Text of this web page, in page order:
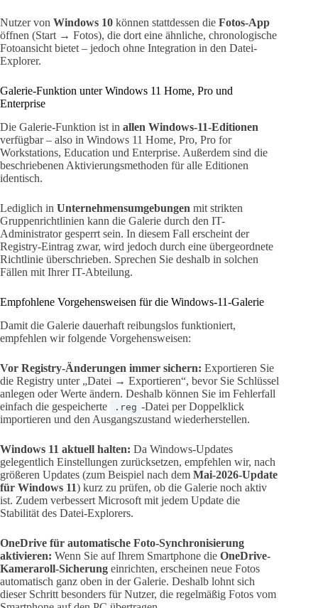
Nutzer von Windows 10 können stattdessen die Fotos-App
öffnen (Start → Fotos), die dort eine ähnliche, chronologische
Fotoansicht bietet – jedoch ohne Integration in den Datei-
Explorer.
Galerie-Funktion unter Windows 11 Home, Pro und
Enterprise
Die Galerie-Funktion ist in allen Windows-11-Editionen
verfügbar – also in Windows 11 Home, Pro, Pro for
Workstations, Education und Enterprise. Außerdem sind die
beschriebenen Aktivierungsmethoden für alle Editionen
identisch.
Lediglich in Unternehmensumgebungen mit strikten
Gruppenrichtlinien kann die Galerie durch den IT-
Administrator gesperrt sein. In diesem Fall erscheint der
Registry-Eintrag zwar, wird jedoch durch eine übergeordnete
Richtlinie überschrieben. Sprechen Sie deshalb in solchen
Fällen mit Ihrer IT-Abteilung.
Empfohlene Vorgehensweisen für die Windows-11-Galerie
Damit die Galerie dauerhaft reibungslos funktioniert,
empfehlen wir folgende Vorgehensweisen:
Vor Registry-Änderungen immer sichern: Exportieren Sie
die Registry unter „Datei → Exportieren“, bevor Sie Schlüssel
anlegen oder Werte ändern. Deshalb können Sie im Fehlerfall
einfach die gespeicherte
.reg -Datei per Doppelklick
importieren und den Ausgangszustand wiederherstellen.
Windows 11 aktuell halten: Da Windows-Updates
gelegentlich Einstellungen zurücksetzen, empfehlen wir, nach
größeren Updates (zum Beispiel nach dem Mai-2026-Update
für Windows 11) kurz zu prüfen, ob die Galerie noch aktiv
ist. Zudem verbessert Microsoft mit jedem Update die
Stabilität des Datei-Explorers.
OneDrive für automatische Foto-Synchronisierung
aktivieren: Wenn Sie auf Ihrem Smartphone die OneDrive-
Kameraroll-Sicherung einrichten, erscheinen neue Fotos
automatisch ganz oben in der Galerie. Deshalb lohnt sich
dieser Schritt besonders für Nutzer, die regelmäßig Fotos vom